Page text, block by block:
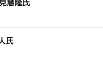
慧隆氏
氏